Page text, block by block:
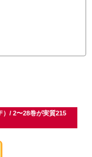
）/ 2〜28巻が実質215